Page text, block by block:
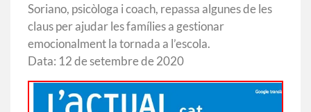
Soriano, psicòloga i coach, repassa algunes de les
claus per ajudar les famílies a gestionar
emocionalment la tornada a l’escola.
Data: 12 de setembre de 2020